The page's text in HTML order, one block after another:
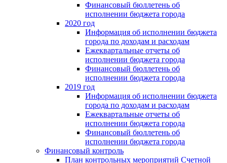
Финансовый бюллетень об
исполнении бюджета города
2020 год
Информация об исполнении бюджета
города по доходам и расходам
Ежеквартальные отчеты об
исполнении бюджета города
Финансовый бюллетень об
исполнении бюджета города
2019 год
Информация об исполнении бюджета
города по доходам и расходам
Ежеквартальные отчеты об
исполнении бюджета города
Финансовый бюллетень об
исполнении бюджета города
Финансовый контроль
План контрольных мероприятий Счетной